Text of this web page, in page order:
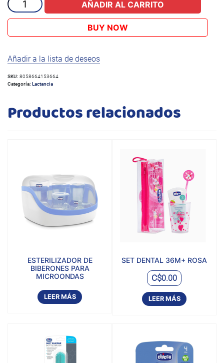
NATURAL
250ML
cantidad
AÑADIR AL CARRITO
BUY NOW
Añadir a la lista de deseos
SKU: 8058664153664
Categoría: Lactancia
Productos relacionados
ESTERILIZADOR DE
BIBERONES PARA
MICROONDAS
LEER MÁS
SET DENTAL 36M+ ROSA
C$0.00
LEER MÁS